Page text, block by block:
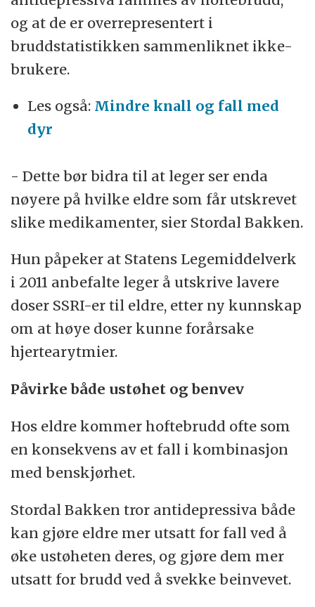
og at de er overrepresentert i
bruddstatistikken sammenliknet ikke-
brukere.
Les også: Mindre knall og fall med
dyr
- Dette bør bidra til at leger ser enda
nøyere på hvilke eldre som får utskrevet
slike medikamenter, sier Stordal Bakken.
Hun påpeker at Statens Legemiddelverk
i 2011 anbefalte leger å utskrive lavere
doser SSRI-er til eldre, etter ny kunnskap
om at høye doser kunne forårsake
hjertearytmier.
Påvirke både ustøhet og benvev
Hos eldre kommer hoftebrudd ofte som
en konsekvens av et fall i kombinasjon
med benskjørhet.
Stordal Bakken tror antidepressiva både
kan gjøre eldre mer utsatt for fall ved å
øke ustøheten deres, og gjøre dem mer
utsatt for brudd ved å svekke beinvevet.